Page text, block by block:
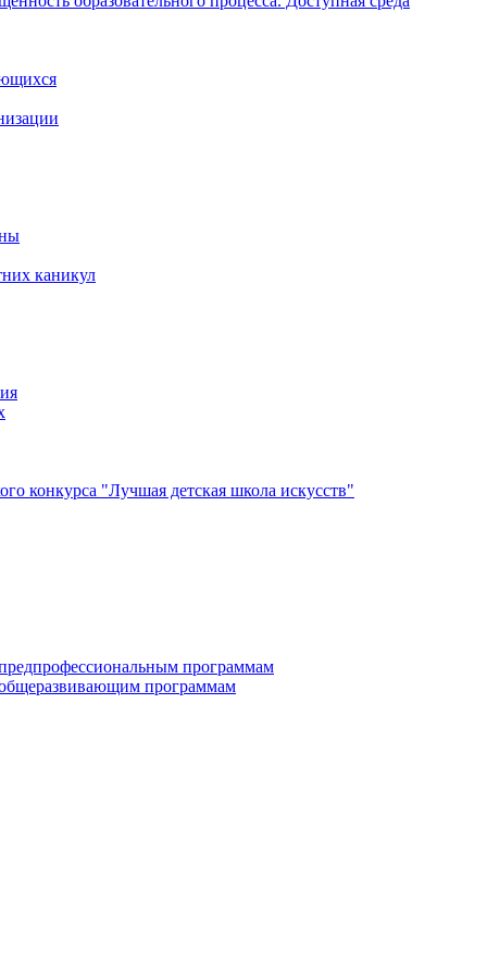
каникул
конкурса "Лучшая детская школа искусств"
дополнительным предпрофессиональным программам
по дополнительным общеразвивающим программам